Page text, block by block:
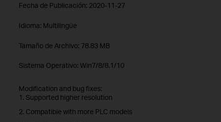
Fecha de Publicación: 2020-11-27
Idioma: Multilingüe
Tamaño de Archivo: 78.83 MB
Sistema Operativo: Win7/8/8.1/10
Modification and bug fixes:
1. Supported higher resolution
2. Compatible with more PLC models